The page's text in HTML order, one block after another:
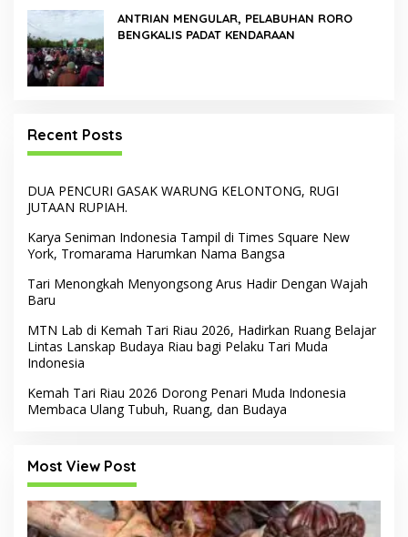
ANTRIAN MENGULAR, PELABUHAN RORO
BENGKALIS PADAT KENDARAAN
Recent Posts
DUA PENCURI GASAK WARUNG KELONTONG, RUGI
JUTAAN RUPIAH.
Karya Seniman Indonesia Tampil di Times Square New
York, Tromarama Harumkan Nama Bangsa
Tari Menongkah Menyongsong Arus Hadir Dengan Wajah
Baru
MTN Lab di Kemah Tari Riau 2026, Hadirkan Ruang Belajar
Lintas Lanskap Budaya Riau bagi Pelaku Tari Muda
Indonesia
Kemah Tari Riau 2026 Dorong Penari Muda Indonesia
Membaca Ulang Tubuh, Ruang, dan Budaya
Most View Post